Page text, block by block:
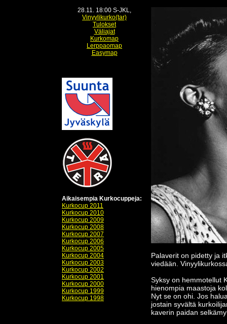
28.11. 18:00 S-JKL,
Vinyylikurko(tar)
Tulokset
Väliajat
Kurkomap
Lerppaomap
Easymap
Aikaisempia Kurkocuppeja:
Kurkocup 2011
Kurkocup 2010
Kurkocup 2009
Kurkocup 2008
Kurkocup 2007
Kurkocup 2006
Kurkocup 2005
Kurkocup 2004
Kurkocup 2003
Kurkocup 2002
Kurkocup 2001
Kurkocup 2000
Kurkocup 1999
Kurkocup 1998
Palaverit on pidetty ja
viedään.
Syksy on hemmotellut
hienompia maastoja
Nyt se on ohi. Jos
jostain syvältä
kaverin paidan